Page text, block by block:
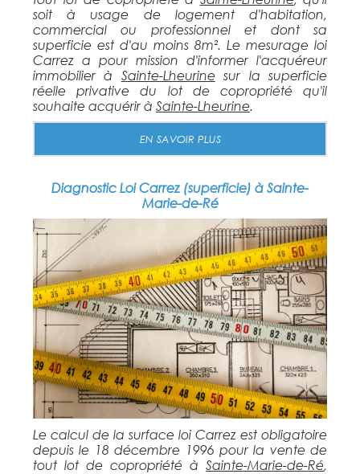
soit à usage de logement d'habitation,
commercial ou professionnel et dont sa
superficie est d'au moins 8m². Le mesurage loi
Carrez a pour mission d'informer l'acquéreur
immobilier à Sainte-Lheurinesur la superficie
réelle privative du lot de copropriété qu'il
souhaite acquérir à Sainte-Lheurine.
EN SAVOIR PLUS
Diagnostic Loi Carrez (superficie) à Sainte-
Marie-de-Ré
Le calcul de la surface loi Carrez est obligatoire
depuis le 18 décembre 1996 pour la vente de
tout lot de copropriété à Sainte-Marie-de-Ré,